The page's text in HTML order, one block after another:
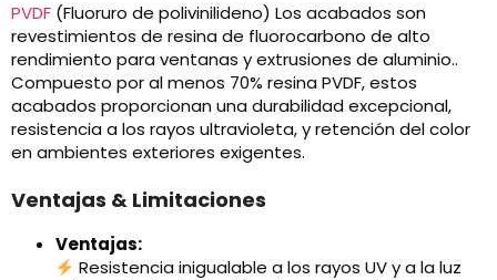
PVDF (Fluoruro de polivinilideno) Los acabados son
revestimientos de resina de fluorocarbono de alto
rendimiento para ventanas y extrusiones de aluminio..
Compuesto por al menos 70% resina PVDF, estos
acabados proporcionan una durabilidad excepcional,
resistencia a los rayos ultravioleta, y retención del color
en ambientes exteriores exigentes.
Ventajas & Limitaciones
Ventajas:
Resistencia inigualable a los rayos UV y a la luz